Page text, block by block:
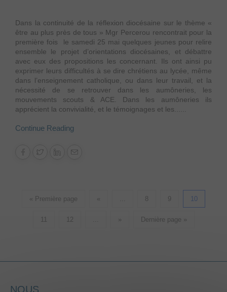
Dans la continuité de la réflexion diocésaine sur le thème «
être au plus près de tous » Mgr Percerou rencontrait pour la
première fois le samedi 25 mai quelques jeunes pour relire
ensemble le projet d’orientations diocésaines, et débattre
avec eux des propositions les concernant. Ils ont ainsi pu
exprimer leurs difficultés à se dire chrétiens au lycée, même
dans l’enseignement catholique, ou dans leur travail, et la
nécessité de se retrouver dans les aumôneries, les
mouvements scouts & ACE. Dans les aumôneries ils
apprécient la convivialité, et le témoignages et les......
Continue Reading
« Première page « 8 9 10
12 » Dernière page »
NOUS